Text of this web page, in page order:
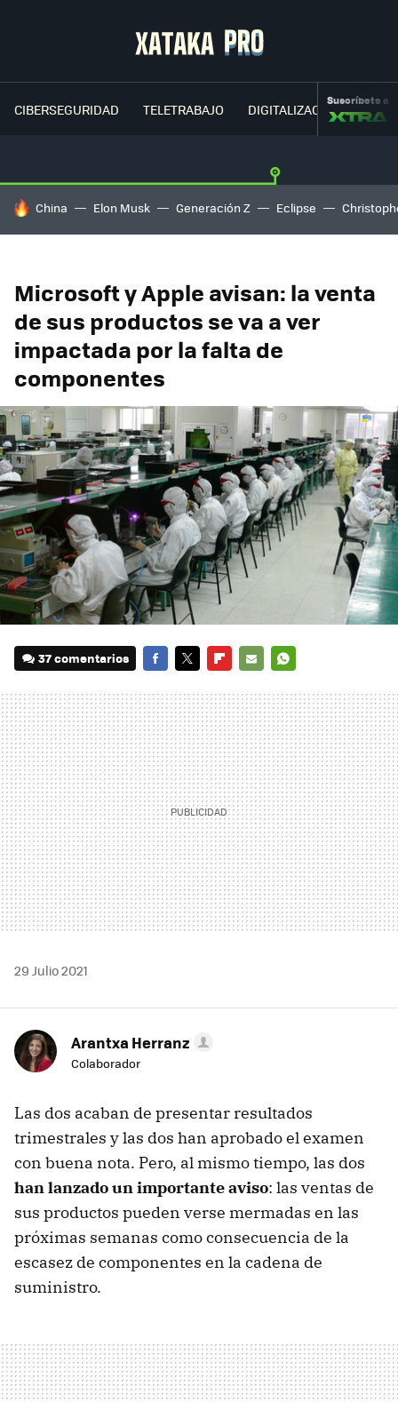
CIBERSEGURIDAD TELETRABAJO DIGITALIZACIÓNSuscríbete a
HOY SE HABLA DE
China Elon Musk Generación Z Eclipse
Microsoft y Apple avisan: la venta
de sus productos se va a ver
impactada por la falta de
componentes
37 comentarios
MAIL
29 Julio 2021
Arantxa Herranz
Colaborador
Las dos acaban de presentar resultados
trimestrales y las dos han aprobado el examen
con buena nota. Pero, al mismo tiempo, las dos
han lanzado un importante aviso: las ventas de
sus productos pueden verse mermadas en las
próximas semanas como consecuencia de la
escasez de componentes en la cadena de
suministro.